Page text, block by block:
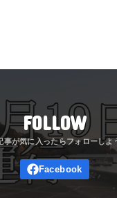
FOLLOW